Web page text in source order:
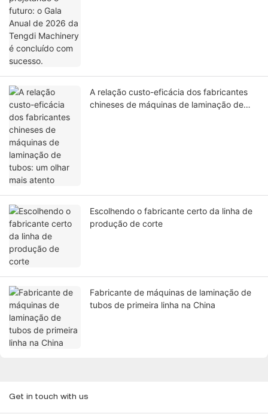
A relação custo-eficácia dos fabricantes
chineses de máquinas de laminação de
Escolhendo o fabricante certo da linha de
produção de corte
Fabricante de máquinas de laminação de
tubos de primeira linha na China
Get in touch with us